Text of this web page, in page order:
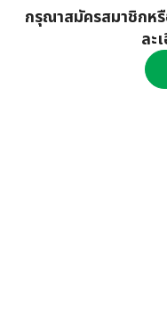
กรุณาสมัครสมาชิกหรื
ละ